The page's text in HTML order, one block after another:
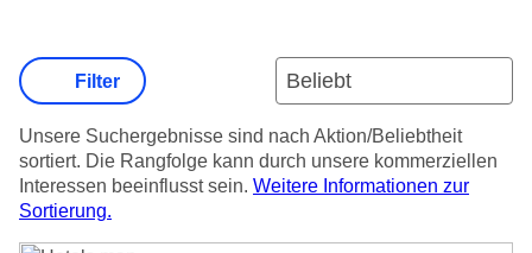
Unsere Suchergebnisse sind nach Aktion/Beliebtheit
sortiert. Die Rangfolge kann durch unsere kommerziellen
Interessen beeinflusst sein. Weitere Informationen zur
Sortierung.
Filter